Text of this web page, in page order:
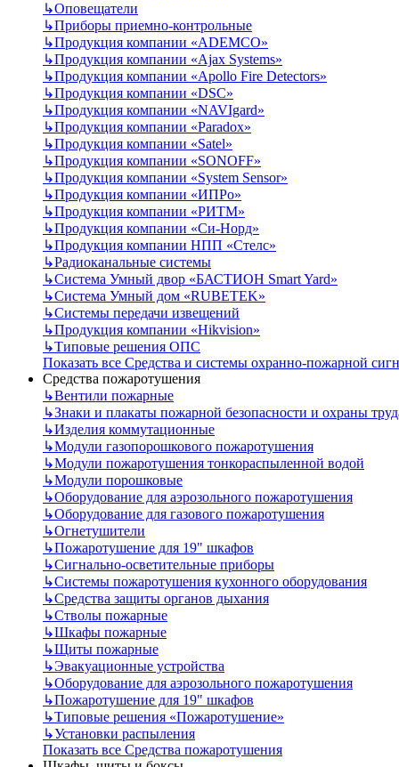
↳Оповещатели
↳Приборы приемно-контрольные
↳Продукция компании «ADEMCO»
↳Продукция компании «Ajax Systems»
↳Продукция компании «Apollo Fire Detectors»
↳Продукция компании «DSC»
↳Продукция компании «NAVIgard»
↳Продукция компании «Paradox»
↳Продукция компании «Satel»
↳Продукция компании «SONOFF»
↳Продукция компании «System Sensor»
↳Продукция компании «ИПРо»
↳Продукция компании «РИТМ»
↳Продукция компании «Си-Норд»
↳Продукция компании НПП «Стелс»
↳Радиоканальные системы
↳Система Умный двор «БАСТИОН Smart Yard»
↳Система Умный дом «RUBETEK»
↳Системы передачи извещений
↳Продукция компании «Hikvision»
↳Типовые решения ОПС
Показать все Средства и системы охранно-пожарной
Средства пожаротушения
↳Вентили пожарные
↳Знаки и плакаты пожарной безопасности и охраны
↳Изделия коммутационные
↳Модули газопорошкового пожаротушения
↳Модули пожаротушения тонкораспыленной водой
↳Модули порошковые
↳Оборудование для аэрозольного пожаротушения
↳Оборудование для газового пожаротушения
↳Огнетушители
↳Пожаротушение для 19" шкафов
↳Сигнально-осветительные приборы
↳Системы пожаротушения кухонного оборудования
↳Средства защиты органов дыхания
↳Стволы пожарные
↳Шкафы пожарные
↳Щиты пожарные
↳Эвакуационные устройства
↳Оборудование для аэрозольного пожаротушения
↳Пожаротушение для 19" шкафов
↳Типовые решения «Пожаротушение»
↳Установки распыления
Показать все Средства пожаротушения